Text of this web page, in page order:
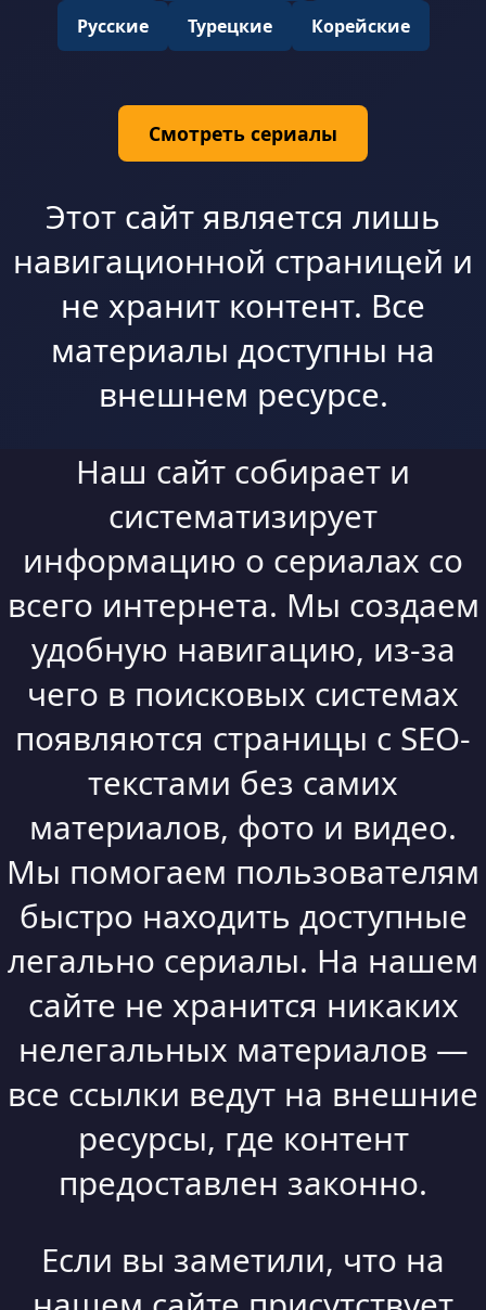
Русские Турецкие Корейские
Смотреть сериалы
Этот сайт является лишь
навигационной страницей и
не хранит контент. Все
материалы доступны на
внешнем ресурсе.
Наш сайт собирает и
систематизирует
информацию о сериалах со
всего интернета. Мы создаем
удобную навигацию, из-за
чего в поисковых системах
появляются страницы с SEO-
текстами без самих
материалов, фото и видео.
Мы помогаем пользователям
быстро находить доступные
легально сериалы. На нашем
сайте не хранится никаких
нелегальных материалов —
все ссылки ведут на внешние
ресурсы, где контент
предоставлен законно.
Если вы заметили, что на